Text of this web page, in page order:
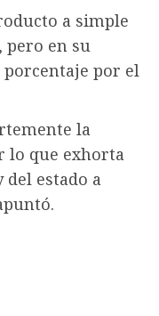
a simple
en su
por el
la
lo que exhorta
estado a